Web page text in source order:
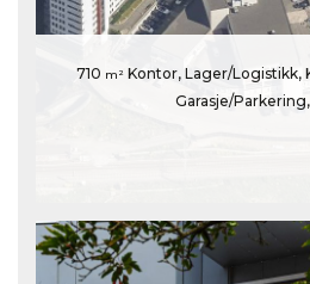
710 m²Kontor, Lager/Logistikk,
Garasje/